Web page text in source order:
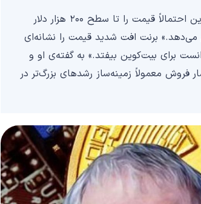
برنت روز پنج‌شنبه در پستی نوشت:«روند صعودی بعدی بیت کوین احتمالاً قیمت را تا سطح ۲۰۰ هزار دلار
و این اتفاق احتمالاً در سه‌ماهه سوم سال ۲۰۲۹ رخ می‌دهد.» برنت افت شدید قیمت را نشانه‌ای
برای بیت‌کوین بیفتد.» به گفته‌ی او و
فروش معمولاً زمینه‌ساز رشدهای بزرگ‌تر در